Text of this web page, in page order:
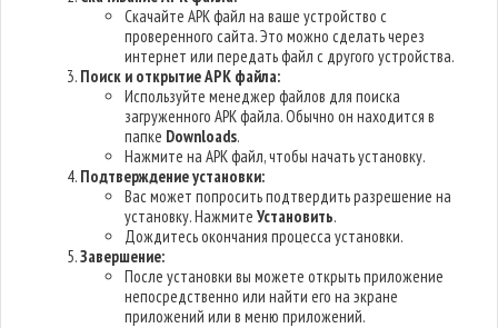
Скачайте APK файл на ваше устройство с
проверенного сайта. Это можно сделать через
интернет или передать файл с другого устройства.
Поиск и открытие APK файла:
Используйте менеджер файлов для поиска
загруженного APK файла. Обычно он находится в
папке Downloads.
Нажмите на APK файл, чтобы начать установку.
Подтверждение установки:
Вас может попросить подтвердить разрешение на
установку. НажмитеУстановить.
Дождитесь окончания процесса установки.
Завершение:
После установки вы можете открыть приложение
непосредственно или найти его на экране
приложений или в меню приложений.